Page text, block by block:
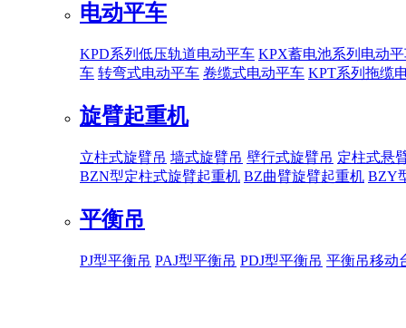
电动平车
KPD系列低压轨道电动平车 KPX蓄电池系列电动
车 转弯式电动平车 卷缆式电动平车 KPT系列拖缆
旋臂起重机
立柱式旋臂吊 墙式旋臂吊 壁行式旋臂吊 定柱式悬
BZN型定柱式旋臂起重机 BZ曲臂旋臂起重机 BZY
平衡吊
PJ型平衡吊 PAJ型平衡吊 PDJ型平衡吊 平衡吊移动